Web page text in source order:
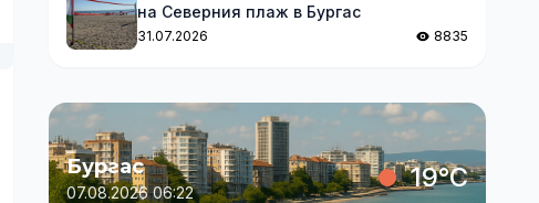
на Северния плаж в Бургас
31.07.2026 8835
Бургас
07.08.2026 06:22 19°C